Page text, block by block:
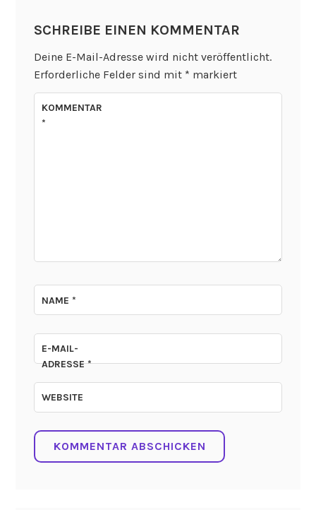
SCHREIBE EINEN KOMMENTAR
Deine E-Mail-Adresse wird nicht veröffentlicht.
Erforderliche Felder sind mit * markiert
KOMMENTAR
*
NAME*
E-MAIL-
ADRESSE*
WEBSITE